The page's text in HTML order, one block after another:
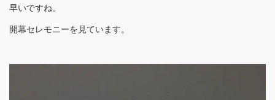
早いですね。
開幕セレモニーを見ています。